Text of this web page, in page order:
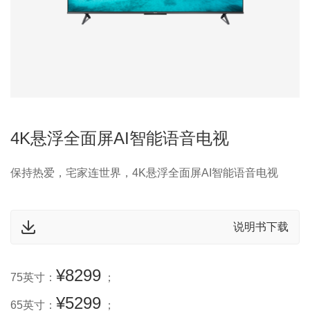
4K悬浮全面屏AI智能语音电视
保持热爱，宅家连世界，4K悬浮全面屏AI智能语音电视
说明书下载
75英寸： ¥8299 ；
65英寸： ¥5299 ；